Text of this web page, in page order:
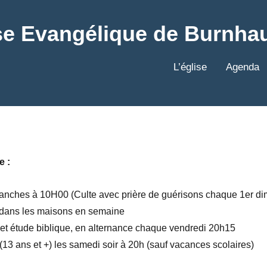
Evangélique de
L’église Agenda
:
à 10H00 (Culte avec prière de guérisons chaque 1er
les maisons en semaine
étude biblique, en alternance chaque vendredi 20h15
ans et +) les samedi soir à 20h (sauf vacances scolaires)